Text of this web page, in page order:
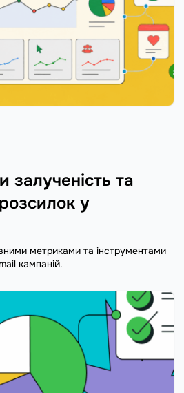
залученість та
у
метриками та інструментами
кампаній.